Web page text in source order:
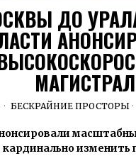
ДО
БЕСКРАЙНИЕ ПРОСТОРЫ ·
кардинально